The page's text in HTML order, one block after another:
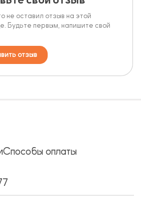
не оставил отзыв на этой
Будьте первым, напишите свой
отзыв
Способы оплаты